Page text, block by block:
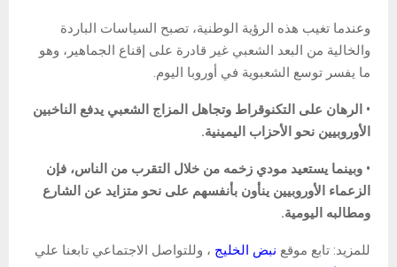
وعندما تغيب هذه الرؤية الوطنية، تصبح السياسات الباردة
والخالية من البعد الشعبي غير قادرة على إقناع الجماهير، وهو
ما يفسر توسع الشعبوية في أوروبا اليوم.
• الرهان على التكنوقراط وتجاهل المزاج الشعبي يدفع الناخبين
الأوروبيين نحو الأحزاب اليمينية.
• وبينما يستعيد مودي زخمه من خلال التقرب من الناس، فإن
الزعماء الأوروبيين ينأون بأنفسهم على نحو متزايد عن الشارع
ومطالبه اليومية.
للمزيد: تابع موقع نبض الخليج ، وللتواصل الاجتماعي تابعنا علي